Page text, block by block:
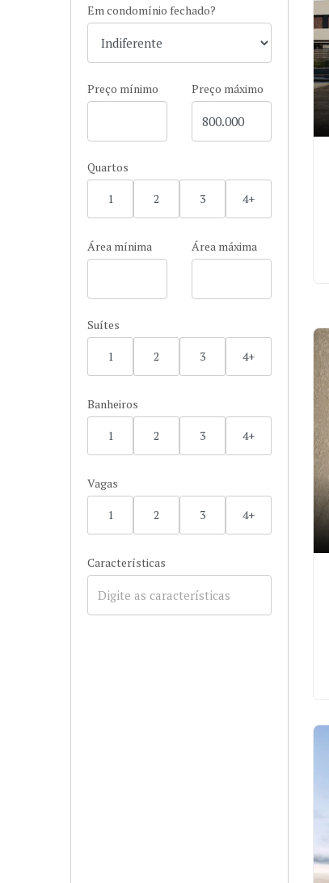
Em condomínio fechado?
Preço mínimo Preço máximo
Quartos
1 2 3 4+
Área mínima Área máxima
Suítes
1 2 3 4+
Banheiros
1 2 3 4+
Vagas
1 2 3 4+
Características